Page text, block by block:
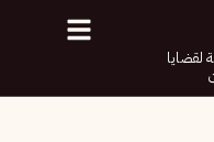
لقضايا